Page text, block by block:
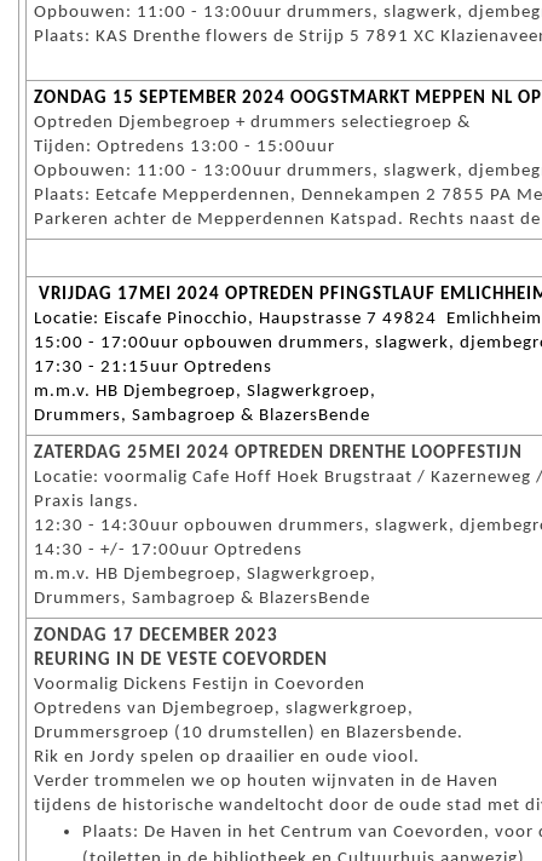
Opbouwen: 11:00 - 13:00uur drummers, slagwerk,
Plaats: KAS Drenthe flowers de Strijp 5 7891 XC
ZONDAG 15 SEPTEMBER 2024 OOGSTMARKT MEPPEN NL
Optreden Djembegroep + drummers selectiegroep &
Tijden: Optredens 13:00 - 15:00uur
Opbouwen: 11:00 - 13:00uur drummers, slagwerk,
Plaats: Eetcafe Mepperdennen, Dennekampen 2 7855 PA
Parkeren achter de Mepperdennen Katspad. Rechts naast
VRIJDAG 17MEI 2024 OPTREDEN PFINGSTLAUF
Locatie: Eiscafe Pinocchio, Haupstrasse 7 49824 Emlichheim
15:00 - 17:00uur opbouwen drummers, slagwerk,
17:30 - 21:15uur Optredens
m.m.v. HB Djembegroep, Slagwerkgroep,
Drummers, Sambagroep & BlazersBende
ZATERDAG 25MEI 2024 OPTREDEN DRENTHE LOOPFESTIJN
Locatie: voormalig Cafe Hoff Hoek Brugstraat /
Praxis langs.
12:30 - 14:30uur opbouwen drummers, slagwerk,
14:30 - +/- 17:00uur Optredens
m.m.v. HB Djembegroep, Slagwerkgroep,
Drummers, Sambagroep & BlazersBende
ZONDAG 17 DECEMBER 2023
REURING IN DE VESTE COEVORDEN
Voormalig Dickens Festijn in Coevorden
Optredens van Djembegroep, slagwerkgroep,
Drummersgroep (10 drumstellen) en Blazersbende.
Rik en Jordy spelen op draailier en oude viool.
Verder trommelen we op houten wijnvaten in de Haven
tijdens de historische wandeltocht door de oude stad met
Plaats: De Haven in het Centrum van Coevorden,